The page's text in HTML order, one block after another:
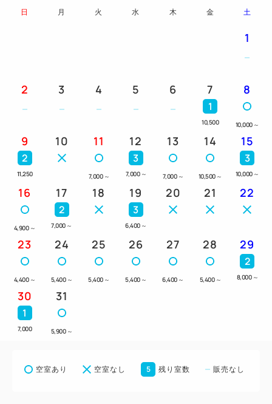
日 月 火 水 木 金 土
1
2 3 4 5 6 7
1
10,500
8
10,000 ～
9
2
11,250
10 11
7,000 ～
12
3
7,000 ～
13
7,000 ～
14
10,500 ～
15
3
10,000 ～
16
4,900 ～
17
2
7,000 ～
18 19
3
6,400 ～
20 21 22
23
4,400 ～
24
5,400 ～
25
5,400 ～
26
5,400 ～
27
6,400 ～
28
5,400 ～
29
2
8,000 ～
30
1
7,000
31
5,900 ～
空室あり 空室なし 5 残り室数 販売なし